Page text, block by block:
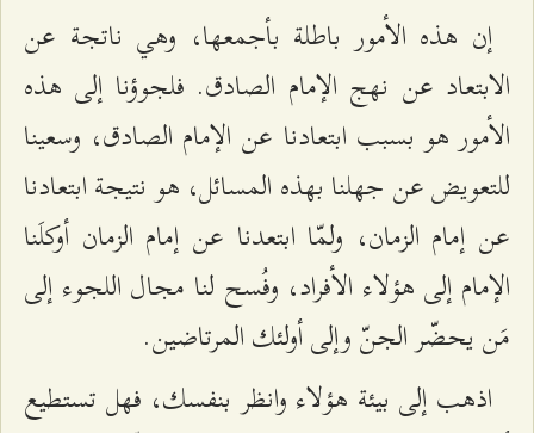
إن هذه الأمور باطلة بأجمعها، وهي ناتجة عن
الابتعاد عن نهج الإمام الصادق. فلجوؤنا إلى هذه
الأمور هو بسبب ابتعادنا عن الإمام الصادق، وسعينا
للتعويض عن جهلنا بهذه المسائل، هو نتيجة ابتعادنا
عن إمام الزمان، ولمّا ابتعدنا عن إمام الزمان أوكلَنا
الإمام إلى هؤلاء الأفراد، وفُسح لنا مجال اللجوء إلى
مَن يحضّر الجنّ وإلى أولئك المرتاضين.
اذهب إلى بيئة هؤلاء وانظر بنفسك، فهل تستطيع